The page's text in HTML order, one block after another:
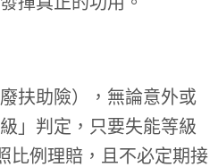
扶助險），無論意外或
」判定，只要失能等級
比例理賠，且不必定期接